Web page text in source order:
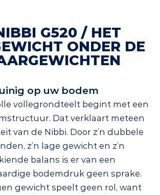
G520 / HET
ONDER DE
op uw bodem
vollegrondteelt begint met een
Dat verklaart meteen
van de Nibbi. Door z’n dubbele
z’n lage gewicht en z’n
balans is er van een
bodemdruk geen sprake.
gewicht speelt geen rol, want